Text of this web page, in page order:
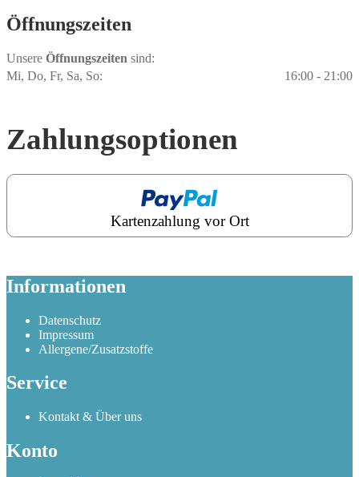
Öffnungs­zeiten
Unsere Öffnungszeiten sind:
Mi, Do, Fr, Sa, So:
16:00 - 21:00
Zahlungs­optionen
Kartenzahlung vor Ort
Informationen
Datenschutz
Impressum
Allergene/Zusatzstoffe
Service
Kontakt & Über uns
Konto